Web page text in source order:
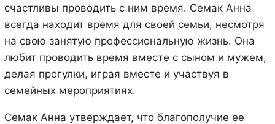
счастливы проводить с ним время. Семак Анна
всегда находит время для своей семьи, несмотря
на свою занятую профессиональную жизнь. Она
любит проводить время вместе с сыном и мужем,
делая прогулки, играя вместе и участвуя в
семейных мероприятиях.
Семак Анна утверждает, что благополучие ее